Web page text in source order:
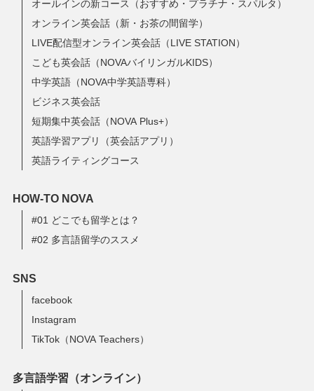
オールインの新コース（おすすめ・プラチナ・スパルタ）
オンライン英会話（新・お茶の間留学）
LIVE配信型オンライン英会話（LIVE STATION）
こども英会話（NOVAバイリンガルKIDS）
中学英語（NOVA中学英語専科）
ビジネス英会話
短期集中英会話（NOVA Plus+）
英語学習アプリ（英会話アプリ）
英語ライティングコース
HOW-TO NOVA
#01 どこでも留学とは？
#02 多言語留学のススメ
SNS
facebook
Instagram
TikTok（NOVA Teachers）
多言語学習（オンライン）